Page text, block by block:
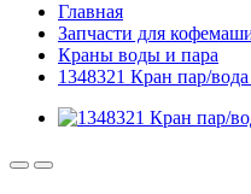
Главная
Запчасти для
Краны воды и пара
1348321 Кран пар/